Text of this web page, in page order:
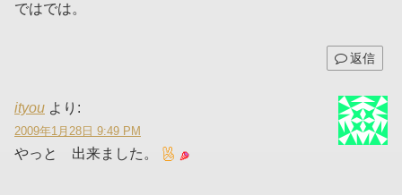
ではでは。
返信
ityou より:
2009年1月28日 9:49 PM
やっと 出来ました。